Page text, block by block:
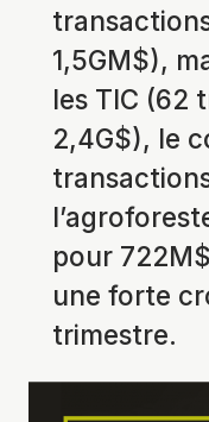
1,5GM$),
les TIC (62
2,4G$), le
pour
une forte
trimestre.